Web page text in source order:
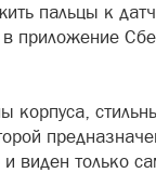
пальцы к
приложение
корпуса,
только